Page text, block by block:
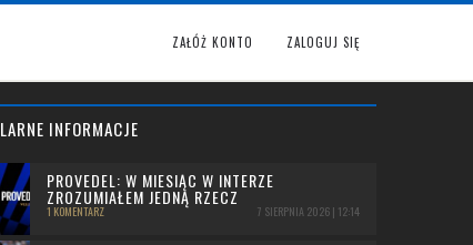
ZAŁÓŻ KONTO ZALOGUJ SIĘ
INFORMACJE
PROVEDEL: W MIESIĄC W INTERZE
ZROZUMIAŁEM JEDNĄ RZECZ
1 KOMENTARZ 7 SIERPNIA 2026 | 12:14